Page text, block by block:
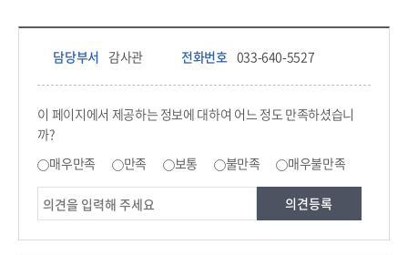
담당부서 정보 & 컨텐츠 만족도 조사 & 공공저작물 자유이용 허락 표시
담당부서 감사관 전화번호 033-640-5527
이 페이지에서 제공하는 정보에 대하여 어느 정도 만족하셨습니
까?
매우만족 만족 보통 불만족 매우불만족